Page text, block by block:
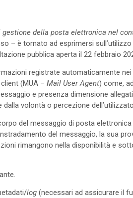
della posta elettronica nel
– è tornato ad esprimersi
pubblica aperta il 22 febbraio
registrate automaticamente nei
(MUA – Mail User Agent) come,
e presenza dimensione
volontà o percezione
del messaggio di posta
del messaggio, la sua
rimangono nella disponibilità e
log (necessari ad assicurare il